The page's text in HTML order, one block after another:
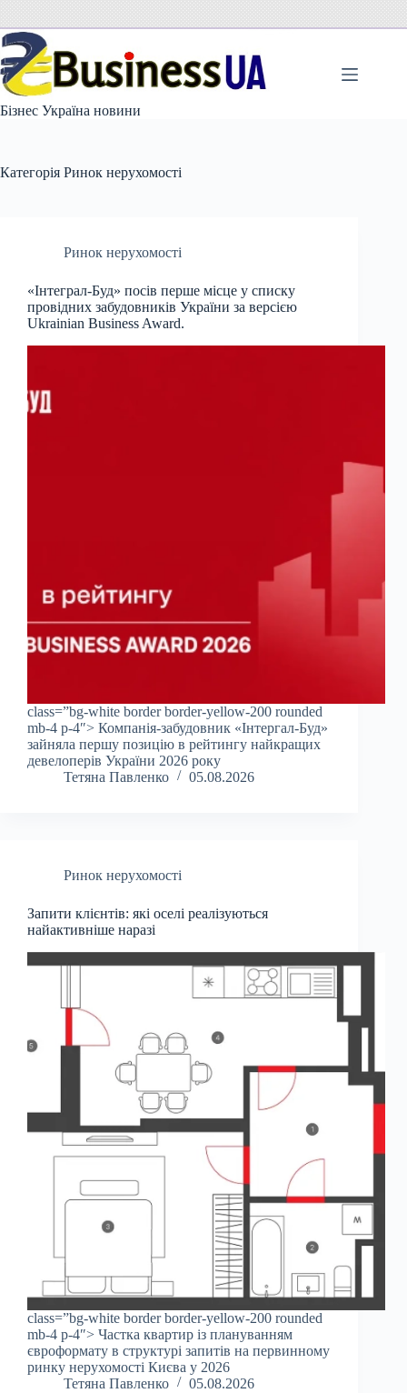
вмісту
Бізнес Україна новини
Категорія Ринок нерухомості
Ринок нерухомості
«Інтеграл-Буд» посів перше місце у списку
провідних забудовників України за версією
Ukrainian Business Award.
class=”bg-white border border-yellow-200 rounded
mb-4 p-4″> Компанія-забудовник «Інтергал-Буд»
зайняла першу позицію в рейтингу найкращих
девелоперів України 2026 року
Тетяна Павленко
05.08.2026
Ринок нерухомості
Запити клієнтів: які оселі реалізуються
найактивніше наразі
class=”bg-white border border-yellow-200 rounded
mb-4 p-4″> Частка квартир із плануванням
євроформату в структурі запитів на первинному
ринку нерухомості Києва у 2026
Тетяна Павленко
05.08.2026